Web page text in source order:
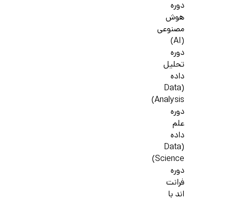
دوره
هوش
مصنوعی
(AI)
دوره
تحلیل
داده
(Data
Analysis)
دوره
علم
داده
(Data
Science)
دوره
فرانت
اند با